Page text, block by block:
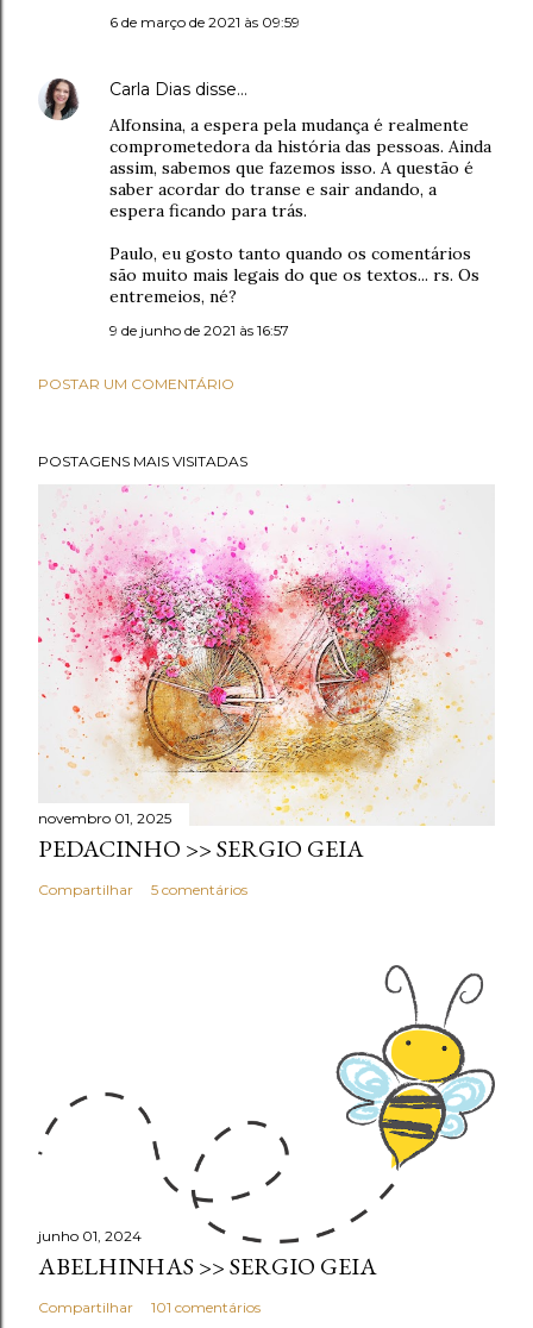
6 de março de 2021 às 09:59
Carla Dias disse…
Alfonsina, a espera pela mudança é realmente
comprometedora da história das pessoas. Ainda
assim, sabemos que fazemos isso. A questão é
saber acordar do transe e sair andando, a
espera ficando para trás.
Paulo, eu gosto tanto quando os comentários
são muito mais legais do que os textos... rs. Os
entremeios, né?
9 de junho de 2021 às 16:57
POSTAR UM COMENTÁRIO
POSTAGENS MAIS VISITADAS
novembro 01, 2025
PEDACINHO >> SERGIO GEIA
Compartilhar 5 comentários
junho 01, 2024
ABELHINHAS >> SERGIO GEIA
Compartilhar 101 comentários